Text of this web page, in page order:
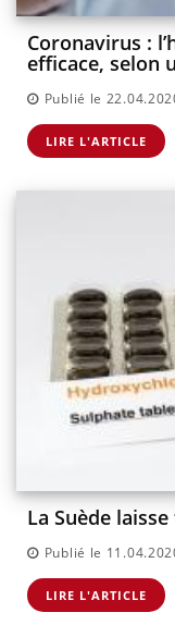
Coronavirus :
efficace, selon
Publié le
LIRE L'ARTICLE
La Suède
Publié le
LIRE L'ARTICLE